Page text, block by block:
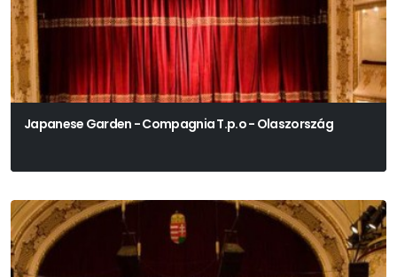
Japanese Garden - Compagnia T.p.o - Olaszország